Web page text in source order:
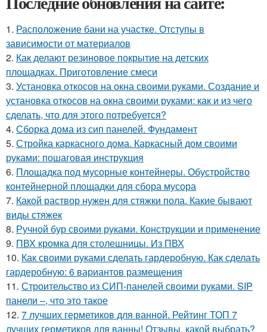
1. Расположение бани на участке. Отступы в
зависимости от материалов
2. Как делают резиновое покрытие на детских
площадках. Приготовление смеси
3. Установка откосов на окна своими руками. Создание и
установка откосов на окна своими руками: как и из чего
сделать, что для этого потребуется?
4. Сборка дома из сип панелей. Фундамент
5. Стройка каркасного дома. Каркасный дом своими
руками: пошаговая инструкция
6. Площадка под мусорные контейнеры. Обустройство
контейнерной площадки для сбора мусора
7. Какой раствор нужен для стяжки пола. Какие бывают
виды стяжек
8. Ручной бур своими руками. Конструкции и применение
9. ПВХ кромка для столешницы. Из ПВХ
10. Как своими руками сделать гардеробную. Как сделать
гардеробную: 6 вариантов размещения
11. Строительство из СИП-панелей своими руками. SIP
панели –, что это такое
12. 7 лучших герметиков для ванной. Рейтинг ТОП 7
лучших герметиков для ванны! Отзывы, какой выбрать?